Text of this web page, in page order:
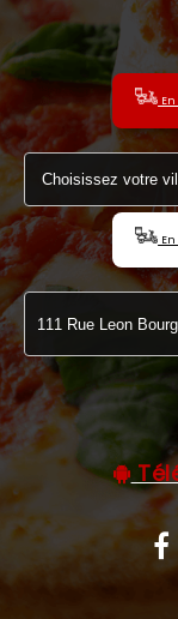
VOS AVIS
MENTIONS
C.G.V